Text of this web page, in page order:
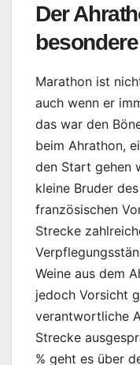
Der
Marathon ist
auch wenn er
das war den
beim Ahrathon,
den Start gehen
kleine Bruder
französischen
Strecke
Weine aus dem
jedoch Vorsicht
verantwortliche
Strecke
% geht es über